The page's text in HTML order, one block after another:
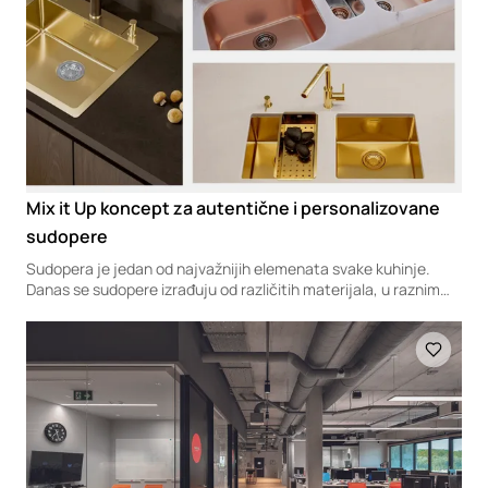
Mix it Up koncept za autentične i personalizovane
sudopere
Sudopera je jedan od najvažnijih elemenata svake kuhinje.
Danas se sudopere izrađuju od različitih materijala, u raznim
i različite estetske zahteve. U savremenom dizajnu enterijera,
sudopera nije više samo alat – ona je detalj koji može
transformisati izgled cele kuhinje.